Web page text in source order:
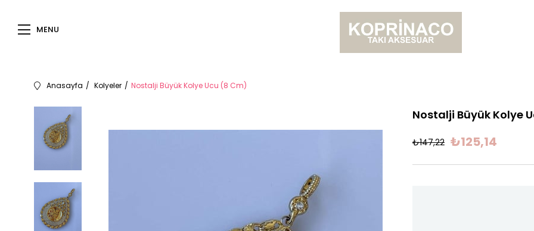
MENU
Anasayfa Kolyeler Nostalji Büyük Kolye Ucu (8 Cm)
Nostalji Büyük Kolye
₺147,22 ₺125,14